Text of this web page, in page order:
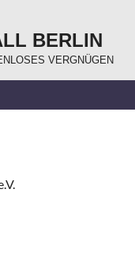
BERLIN
VERGNÜGEN